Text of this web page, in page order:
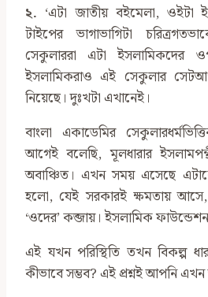
২. ‘এটা জাতীয় বইমেলা, ওইটা
টাইপের ভাগাভাগিটা
সেকুলাররা এটা ইসলামিকদের
ইসলামিকরাও এই সেকুলার
নিয়েছে। দুঃখটা এখানেই।
বাংলা একাডেমির
আগেই বলেছি, মূলধারার
অবাঞ্চিত। এখন সময় এসেছে
হলো, যেই সরকারই ক্ষমতায় আসে,
‘ওদের’ কব্জায়। ইসলামিক
এই যখন পরিস্থিতি তখন বিকল্প
কীভাবে সম্ভব? এই প্রশ্নই আপনি